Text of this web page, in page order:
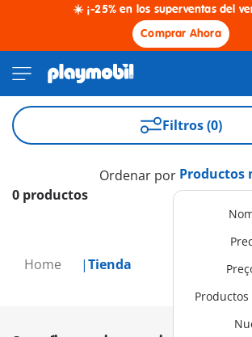
☀️ ¡-25% en los superventas del
Comprar Ahora
Home Tienda
Filtros (0)
0 productos
Ordenar por